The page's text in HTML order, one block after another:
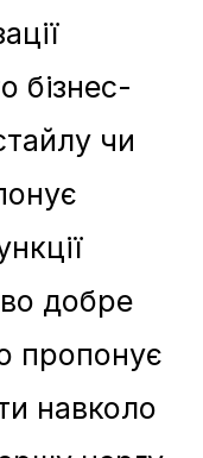
бізнес-
чи
добре
пропонує
навколо